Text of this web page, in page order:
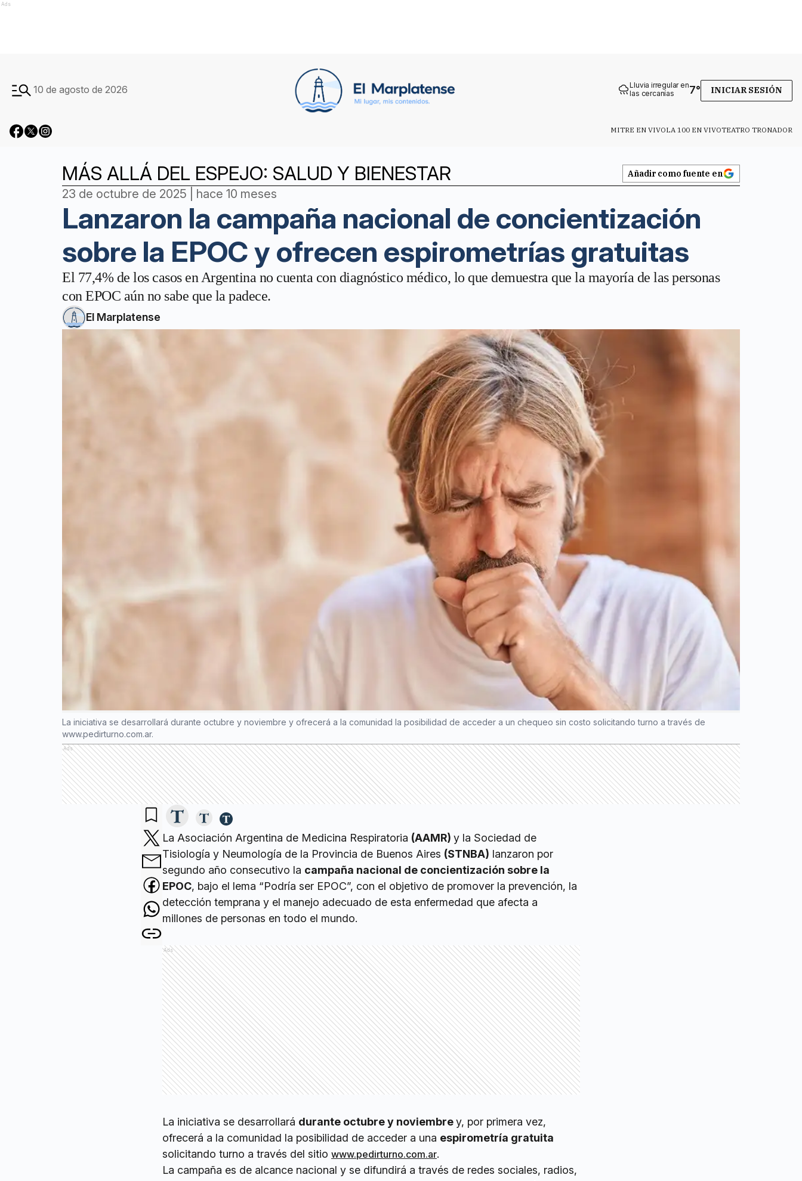
Ads
10 de agosto de 2026
Lluvia irregular en
las cercanías
7° INICIAR SESIÓN
MITRE EN VIVOLA 100 EN VIVOTEATRO TRONADOR
MÁS ALLÁ DEL ESPEJO: SALUD Y BIENESTAR Añadir como fuente en
23 de octubre de 2025 | hace 10 meses
Lanzaron la campaña nacional de concientización
sobre la EPOC y ofrecen espirometrías gratuitas
El 77,4% de los casos en Argentina no cuenta con diagnóstico médico, lo que demuestra que la mayoría de las personas
con EPOC aún no sabe que la padece.
El Marplatense
La iniciativa se desarrollará durante octubre y noviembre y ofrecerá a la comunidad la posibilidad de acceder a un chequeo sin costo solicitando turno a través de
www.pedirturno.com.ar.
Ads
La Asociación Argentina de Medicina Respiratoria (AAMR) y la Sociedad de
Tisiología y Neumología de la Provincia de Buenos Aires (STNBA) lanzaron por
segundo año consecutivo la campaña nacional de concientización sobre la
EPOC, bajo el lema “Podría ser EPOC”, con el objetivo de promover la prevención, la
detección temprana y el manejo adecuado de esta enfermedad que afecta a
millones de personas en todo el mundo.
Ads
La iniciativa se desarrollará durante octubre y noviembrey, por primera vez,
ofrecerá a la comunidad la posibilidad de acceder a una espirometría gratuita
solicitando turno a través del sitio www.pedirturno.com.ar.
La campaña es de alcance nacional y se difundirá a través de redes sociales, radios,